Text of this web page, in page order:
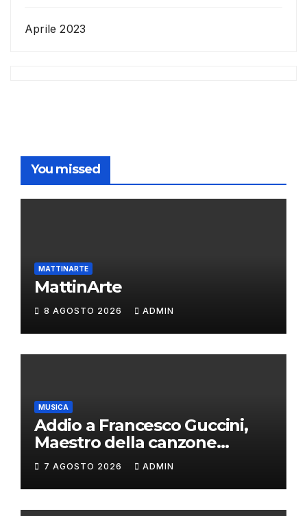
Aprile 2023
You missed
MATTINARTE
MattinArte
8 AGOSTO 2026 ADMIN
MUSICA
Addio a Francesco Guccini,
Maestro della canzone
d’autore
7 AGOSTO 2026 ADMIN